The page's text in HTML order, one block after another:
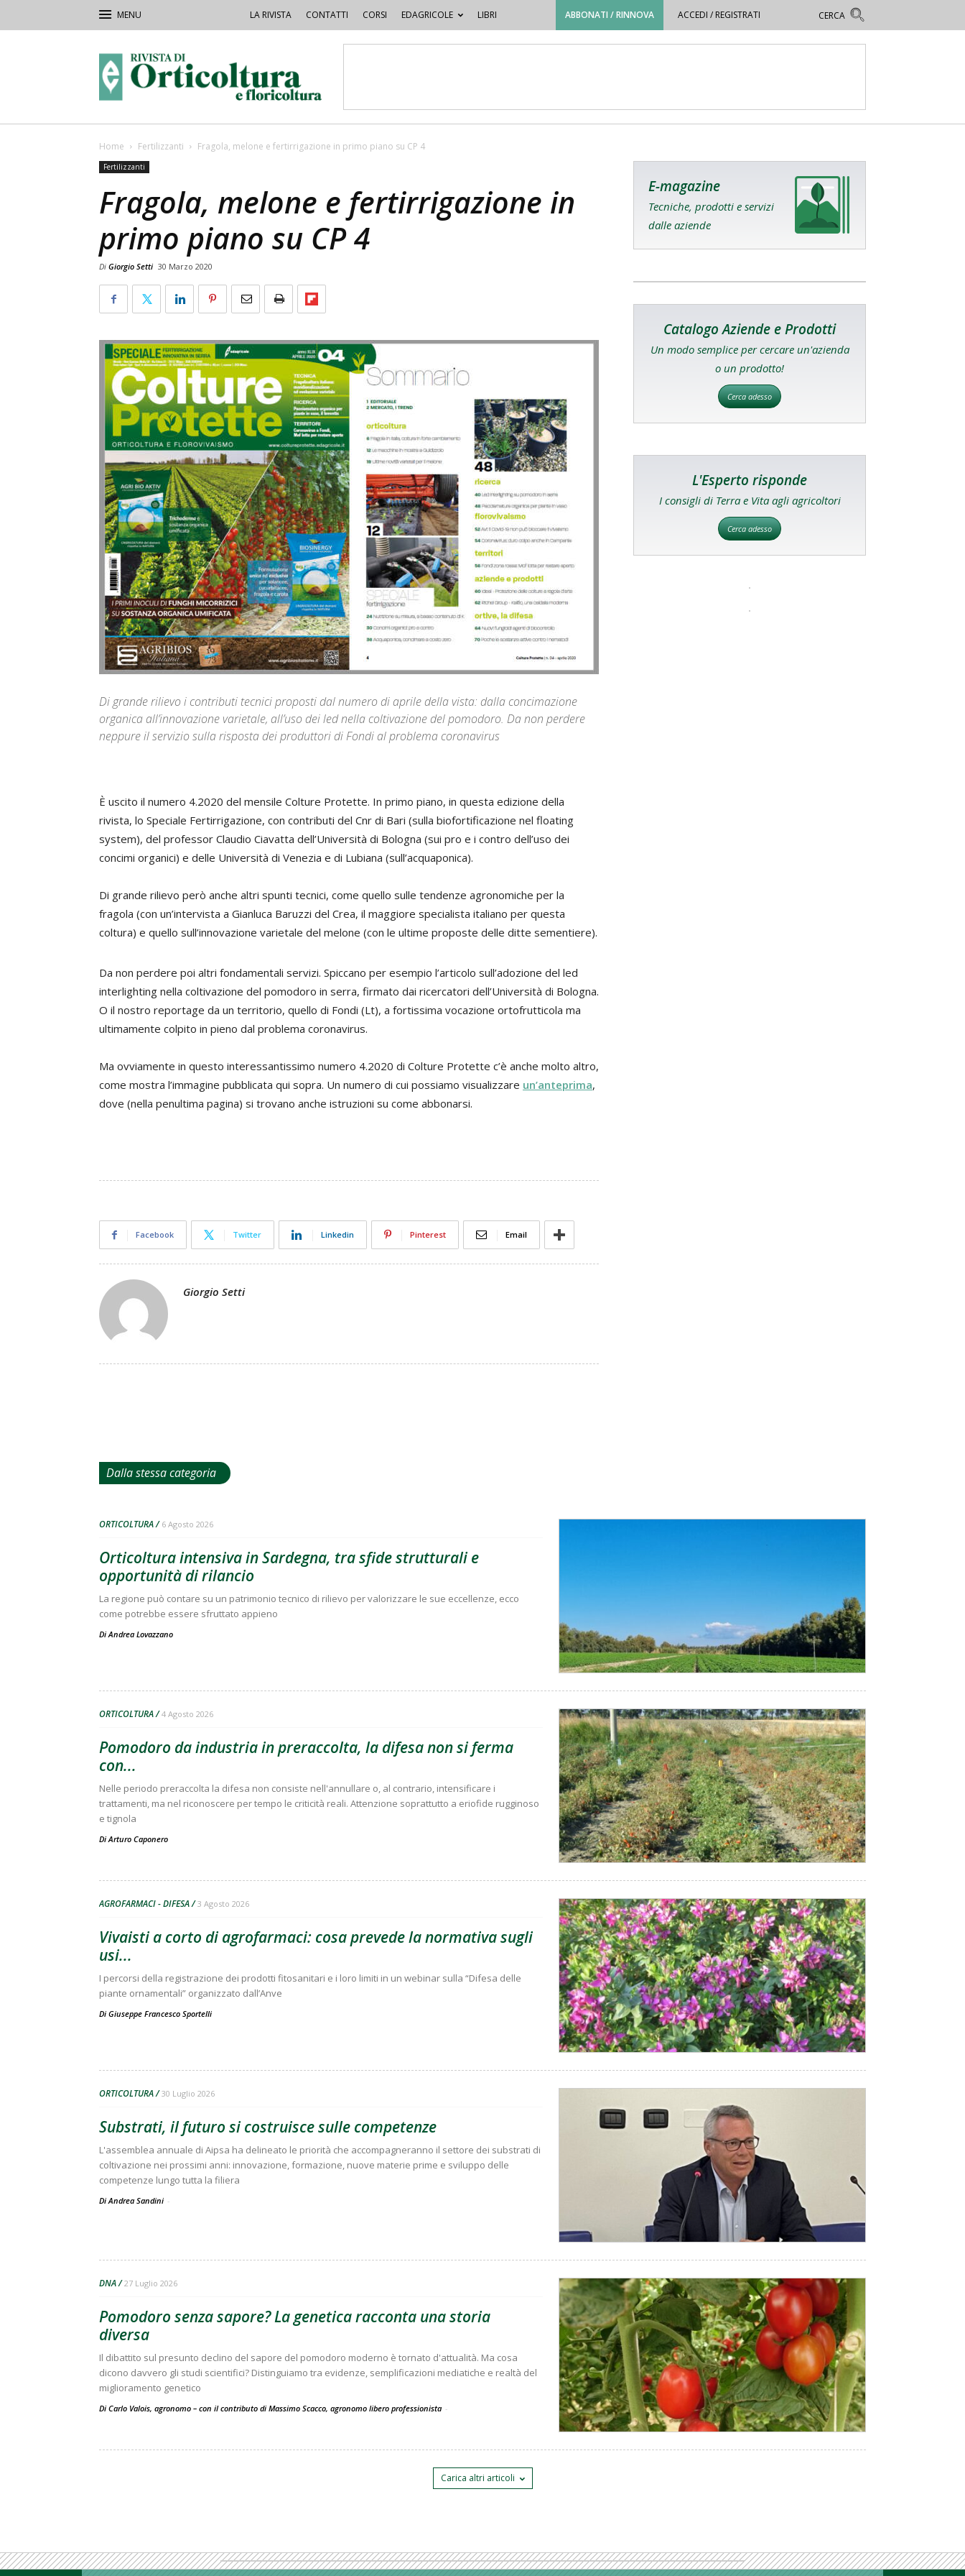
LA RIVISTA CONTATTI CORSI EDAGRICOLE LIBRI ABBONATI / RINNOVA ACCEDI / REGISTRATI
Orticoltura
Home Fertilizzanti Fragola, melone e fertirrigazione in primo piano su CP 4
Fertilizzanti
Fragola, melone e fertirrigazione in
primo piano su CP 4
Di Giorgio Setti 30 Marzo 2020
Di grande rilievo i contributi tecnici proposti dal numero di aprile della vista: dalla concimazione
organica all’innovazione varietale, all’uso dei led nella coltivazione del pomodoro. Da non perdere
neppure il servizio sulla risposta dei produttori di Fondi al problema coronavirus
È uscito il numero 4.2020 del mensile Colture Protette. In primo piano, in questa edizione della
rivista, lo Speciale Fertirrigazione, con contributi del Cnr di Bari (sulla biofortificazione nel floating
system), del professor Claudio Ciavatta dell’Università di Bologna (sui pro e i contro dell’uso dei
concimi organici) e delle Università di Venezia e di Lubiana (sull’acquaponica).
Di grande rilievo però anche altri spunti tecnici, come quello sulle tendenze agronomiche per la
fragola (con un’intervista a Gianluca Baruzzi del Crea, il maggiore specialista italiano per questa
coltura) e quello sull’innovazione varietale del melone (con le ultime proposte delle ditte sementiere).
Da non perdere poi altri fondamentali servizi. Spiccano per esempio l’articolo sull’adozione del led
interlighting nella coltivazione del pomodoro in serra, firmato dai ricercatori dell’Università di Bologna.
O il nostro reportage da un territorio, quello di Fondi (Lt), a fortissima vocazione ortofrutticola ma
ultimamente colpito in pieno dal problema coronavirus.
Ma ovviamente in questo interessantissimo numero 4.2020 di Colture Protette c’è anche molto altro,
come mostra l’immagine pubblicata qui sopra. Un numero di cui possiamo visualizzare un’anteprima,
dove (nella penultima pagina) si trovano anche istruzioni su come abbonarsi.
Facebook Twitter Linkedin Pinterest Email
Giorgio Setti
E-magazine
Tecniche, prodotti e servizi
dalle aziende
Catalogo Aziende e Prodotti
Un modo semplice per cercare un'azienda
o un prodotto!
Cerca adesso
L'Esperto risponde
I consigli di Terra e Vita agli agricoltori
Cerca adesso
Dalla stessa categoria
ORTICOLTURA 6 Agosto 2026
Orticoltura intensiva in Sardegna, tra sfide strutturali e
opportunità di rilancio
La regione può contare su un patrimonio tecnico di rilievo per valorizzare le sue eccellenze, ecco
come potrebbe essere sfruttato appieno
DiAndrea Lovazzano
ORTICOLTURA 4 Agosto 2026
Pomodoro da industria in preraccolta, la difesa non si ferma
con...
Nelle periodo preraccolta la difesa non consiste nell'annullare o, al contrario, intensificare i
trattamenti, ma nel riconoscere per tempo le criticità reali. Attenzione soprattutto a eriofide rugginoso
e tignola
DiArturo Caponero
AGROFARMACI - DIFESA 3 Agosto 2026
Vivaisti a corto di agrofarmaci: cosa prevede la normativa sugli
usi...
I percorsi della registrazione dei prodotti fitosanitari e i loro limiti in un webinar sulla “Difesa delle
piante ornamentali” organizzato dall’Anve
Di Giuseppe Francesco Sportelli
ORTICOLTURA 30 Luglio 2026
Substrati, il futuro si costruisce sulle competenze
L'assemblea annuale di Aipsa ha delineato le priorità che accompagneranno il settore dei substrati di
coltivazione nei prossimi anni: innovazione, formazione, nuove materie prime e sviluppo delle
competenze lungo tutta la filiera
Di Andrea Sandini -
DNA 27 Luglio 2026
Pomodoro senza sapore? La genetica racconta una storia
diversa
Il dibattito sul presunto declino del sapore del pomodoro moderno è tornato d'attualità. Ma cosa
dicono davvero gli studi scientifici? Distinguiamo tra evidenze, semplificazioni mediatiche e realtà del
miglioramento genetico
Di Carlo Valois, agronomo – con il contributo di Massimo Scacco, agronomo libero professionista -
Carica altri articoli